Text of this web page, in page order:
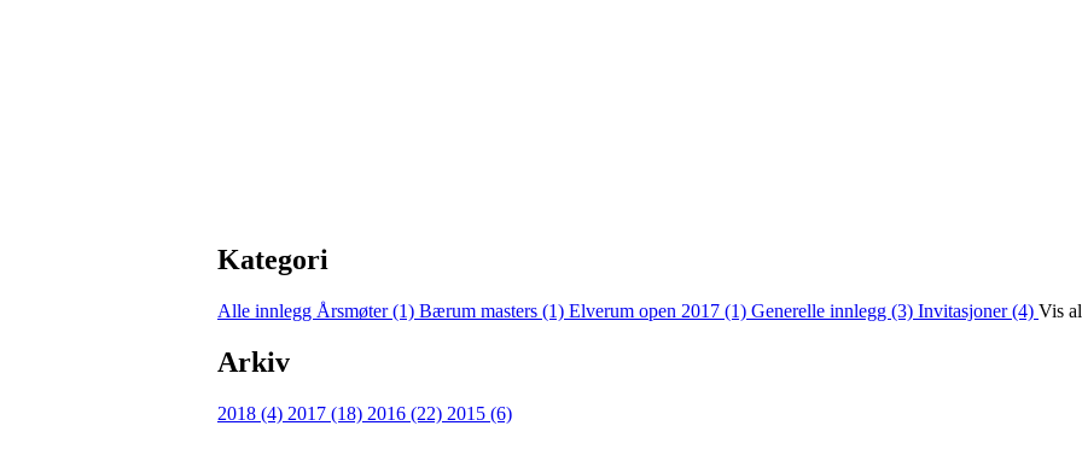
Kategori
Alle innlegg Årsmøter (1) Bærum masters (1) Elverum open 2017 (1) Generelle innlegg (3) Invitasjoner (4) Vis
Arkiv
2018 (4) 2017 (18) 2016 (22) 2015 (6)